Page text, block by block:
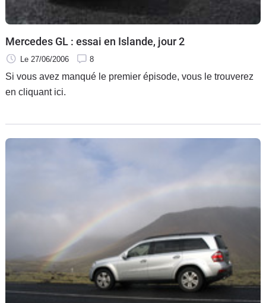
Mercedes GL : essai en Islande, jour 2
Le 27/06/2006 8
Si vous avez manqué le premier épisode, vous le trouverez
en cliquant ici.